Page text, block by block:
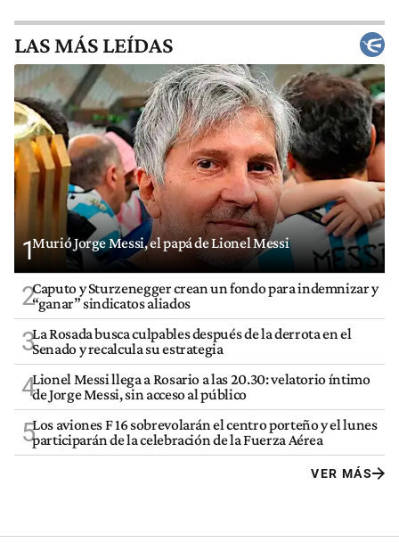
LAS MÁS LEÍDAS
1Murió Jorge Messi, el papá de Lionel Messi
2Caputo y Sturzenegger crean un fondo para indemnizar y
“ganar” sindicatos aliados
3La Rosada busca culpables después de la derrota en el
Senado y recalcula su estrategia
4Lionel Messi llega a Rosario a las 20.30: velatorio íntimo
de Jorge Messi, sin acceso al público
5Los aviones F 16 sobrevolarán el centro porteño y el lunes
participarán de la celebración de la Fuerza Aérea
VER MÁS